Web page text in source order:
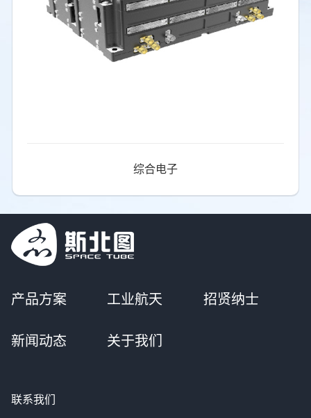
综合电子
产品方案 工业航天 招贤纳士
新闻动态 关于我们
联系我们